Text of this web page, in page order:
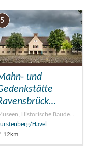
5
und
Historische Baude…
Havel
12km